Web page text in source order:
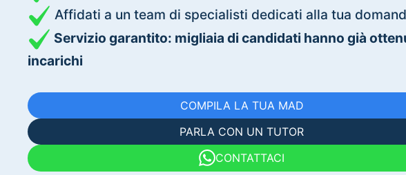
Affidati a un team di specialisti dedicati alla tua
Servizio garantito: migliaia di candidati hanno già
incarichi
COMPILA LA TUA MAD
PARLA CON UN TUTOR
CONTATTACI